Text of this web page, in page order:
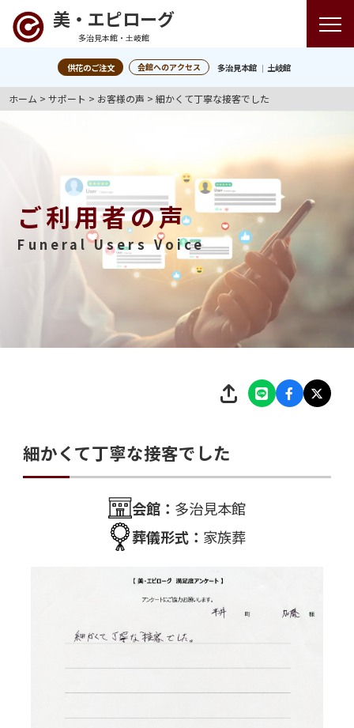
美・エピローグ
多治見本館・土岐館
供花のご注文 会館へのアクセス 多治見本館 土岐館
ホーム >サポート > お客様の声 >細かくて丁寧な接客でした
ご利用者の声
Funeral Users Voice
細かくて丁寧な接客でした
会館： 多治見本館
葬儀形式： 家族葬